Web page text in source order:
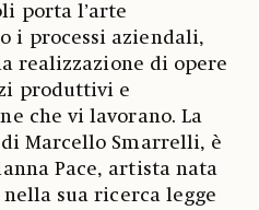
porta l’arte
i processi aziendali,
realizzazione di opere
produttivi e
che vi lavorano. La
Marcello Smarrelli, è
Pace, artista nata
nella sua ricerca legge